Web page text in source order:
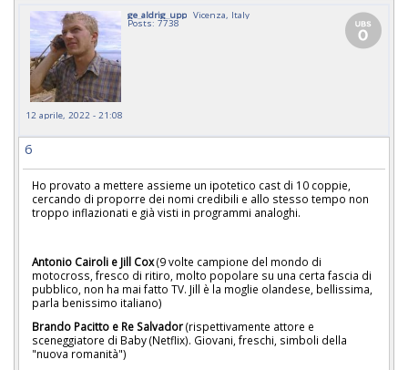
ge_aldrig_upp Vicenza, Italy
Posts: 7738
12 aprile, 2022 - 21:08
6
Ho provato a mettere assieme un ipotetico cast di 10 coppie,
cercando di proporre dei nomi credibili e allo stesso tempo non
troppo inflazionati e già visti in programmi analoghi.
Antonio Cairoli e Jill Cox(9 volte campione del mondo di
motocross, fresco di ritiro, molto popolare su una certa fascia di
pubblico, non ha mai fatto TV. Jill è la moglie olandese, bellissima,
parla benissimo italiano)
Brando Pacitto e Re Salvador(rispettivamente attore e
sceneggiatore di Baby (Netflix). Giovani, freschi, simboli della
"nuova romanità")